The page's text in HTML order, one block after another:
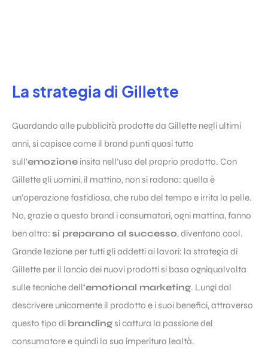
La strategia di Gillette
Guardando alle pubblicità prodotte da Gillette negli ultimi
anni, si capisce come il brand punti quasi tutto
sull’emozione insita nell’uso del proprio prodotto. Con
Gillette gli uomini, il mattino, non si radono: quella è
un’operazione fastidiosa, che ruba del tempo e irrita la pelle.
No, grazie a questo brand i consumatori, ogni mattina, fanno
ben altro: si preparano al successo, diventano cool.
Grande lezione per tutti gli addetti ai lavori: la strategia di
Gillette per il lancio dei nuovi prodotti si basa ogniqualvolta
sulle tecniche dell‘emotional marketing. Lungi dal
descrivere unicamente il prodotto e i suoi benefici, attraverso
questo tipo di brandingsi cattura la passione del
consumatore e quindi la sua imperitura lealtà.